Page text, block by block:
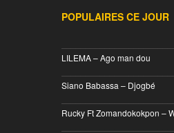
POPULAIRES CE JOUR
LILEMA – Ago man dou
Siano Babassa – Djogbé
Rucky Ft Zomandokokpon –